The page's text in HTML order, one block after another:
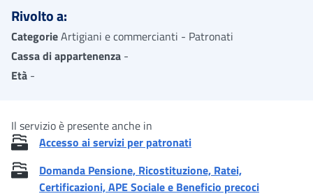
Rivolto a:
CategorieArtigiani e commercianti - Patronati
Cassa di appartenenza -
Età -
Il servizio è presente anche in
Accesso ai servizi per patronati
Domanda Pensione, Ricostituzione, Ratei,
Certificazioni, APE Sociale e Beneficio precoci